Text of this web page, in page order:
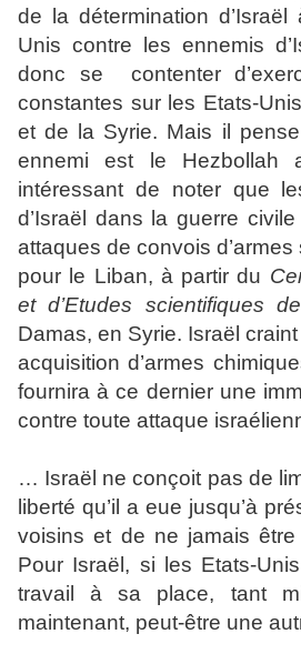
de la détermination
Unis contre les ennemis
donc se contenter
constantes sur les Etats-
et de la Syrie. Mais il
ennemi est le
intéressant de noter que
d’Israël dans la guerre
attaques de convois
pour le Liban, à partir du
et d’Etudes scientifiques
Damas, en Syrie. Israël
acquisition d’armes
fournira à ce dernier une
contre toute attaque
… Israël ne conçoit pas de
liberté qu’il a eue jusqu’à
voisins et de ne jamais
Pour Israël, si les Etats-
travail à sa place, tant
maintenant, peut-être une